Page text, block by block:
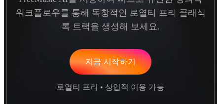
워크플로우를 통해 독창적인 로열티 프리 클래식
록 트랙을 생성해 보세요.
지금 시작하기
로열티 프리 • 상업적 이용 가능